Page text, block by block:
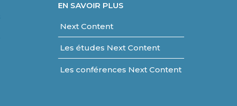
EN SAVOIR PLUS
Next Content
Les études Next Content
Les conférences Next Content